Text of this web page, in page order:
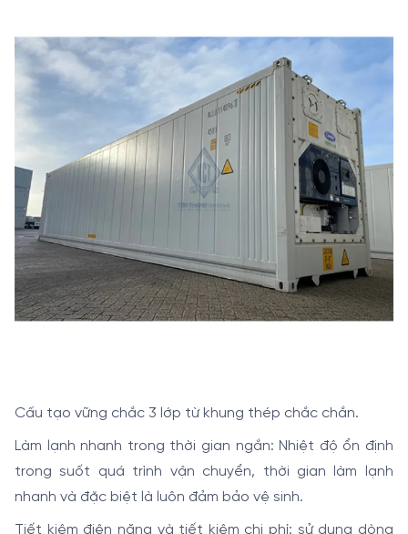
Cấu tạo vững chắc 3 lớp từ khung thép chắc chắn.
Làm lạnh nhanh trong thời gian ngắn: Nhiệt độ ổn định
trong suốt quá trình vận chuyển, thời gian làm lạnh
nhanh và đặc biệt là luôn đảm bảo vệ sinh.
Tiết kiệm điện năng và tiết kiệm chi phí: sử dụng dòng